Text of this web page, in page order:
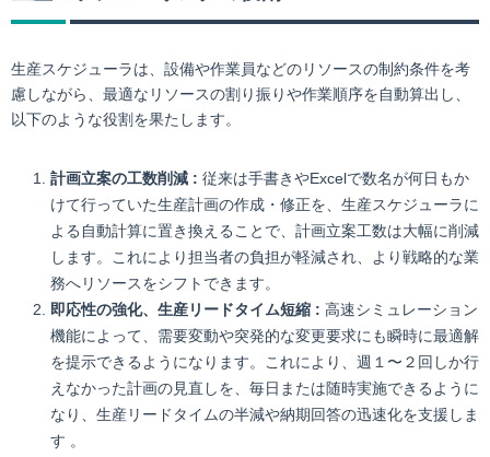
生産スケジューラは、設備や作業員などのリソースの制約条件を考
慮しながら、最適なリソースの割り振りや作業順序を自動算出し、
以下のような役割を果たします。
計画立案の工数削減 : 従来は手書きやExcelで数名が何日もか
けて行っていた生産計画の作成・修正を、生産スケジューラに
よる自動計算に置き換えることで、計画立案工数は大幅に削減
します。これにより担当者の負担が軽減され、より戦略的な業
務へリソースをシフトできます。
即応性の強化、生産リードタイム短縮 : 高速シミュレーション
機能によって、需要変動や突発的な変更要求にも瞬時に最適解
を提示できるようになります。これにより、週１〜２回しか行
えなかった計画の見直しを、毎日または随時実施できるように
なり、生産リードタイムの半減や納期回答の迅速化を支援しま
す 。